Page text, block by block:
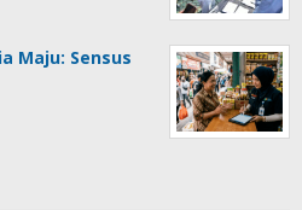
Maju: Sensus